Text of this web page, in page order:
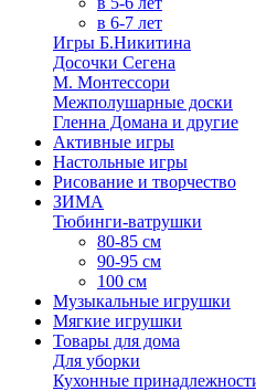
в 6-7 лет
Игры Б.Никитина
Досочки Сегена
М. Монтессори
Межполушарные доски
Гленна Домана и другие
Активные игры
Настольные игры
Рисование и творчество
ЗИМА
Тюбинги-ватрушки
80-85 см
90-95 см
100 см
Музыкальные игрушки
Мягкие игрушки
Товары для дома
Для уборки
Кухонные